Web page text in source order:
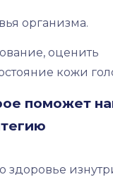
организма.
оценить
кожи
поможет
здоровье